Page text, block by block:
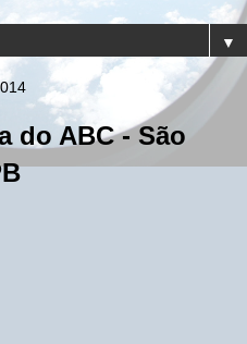
▼
do ABC - São